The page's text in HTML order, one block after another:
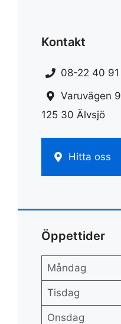
Kontakt
08-22 40 91
Varuvägen 9
125 30 Älvsjö
Hitta oss
Öppettider
Måndag
Tisdag
Onsdag